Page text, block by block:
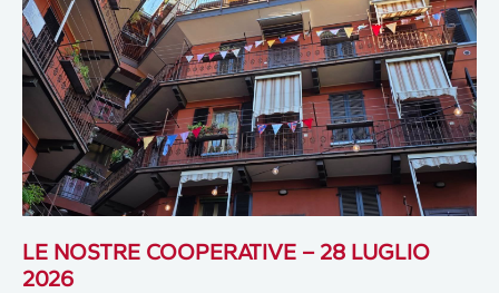
LE NOSTRE COOPERATIVE – 28 LUGLIO
2026